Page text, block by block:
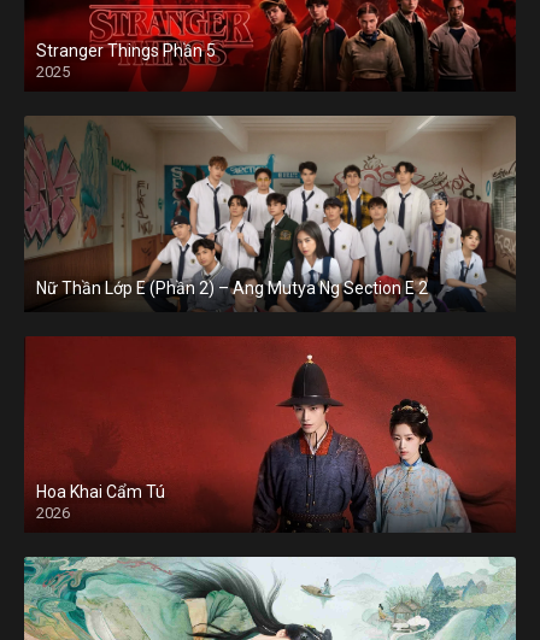
Stranger Things Phần 5
2025
Nữ Thần Lớp E (Phần 2) – Ang Mutya Ng Section E 2
Hoa Khai Cẩm Tú
2026